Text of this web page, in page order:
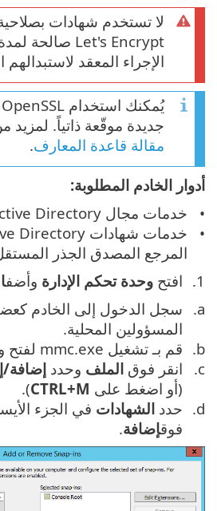
لا تستخدم شهادات
الإجراء المعقد لاستبدالهم
جديدة موقّعة ذاتياً. لمزيد
مقالة قاعدة المعارف.
أدوار الخادم المطلوبة:
خدمات مجال Active Directory.
المرجع المصدق الجذر
افتح وحدة تحكم الإدارة وأضف
سجل الدخول إلى الخادم
المسؤولين المحلية.
قم بـ تشغيل mmc.exe لفتح وحدة تحكم الإدارة.
انقر فوق الملف وحدد إضافة/
(أو اضغط على CTRL+M
).
حدد الشهادات في الجزء
فوقإضافة.